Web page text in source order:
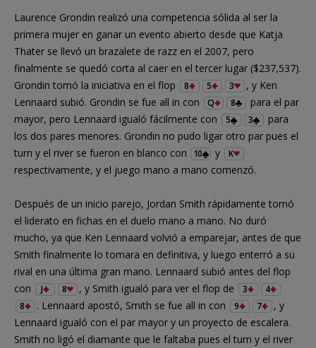
Laurence Grondin realizó una competencia sólida al ser la
primera mujer en ganar un evento abierto desde que Katja
Thater se llevó un brazalete de razz en el 2007, pero
finalmente se quedó corta al caer en el tercer lugar ($237,537).
Grondin tomó la iniciativa en el flop
8 5 3
, y Ken
Lennaard subió. Grondin se fue all in con
Q 8
para el par
mayor, pero Lennaard igualó fácilmente con
5 3
para
los dos pares menores. Grondin no pudo ligar otro par pues el
turn y el river se fueron en blanco con
10 y K
respectivamente, y el juego mano a mano comenzó.
Después de un inicio parejo, Jordan Smith rápidamente tomó
el liderato en fichas en el duelo mano a mano. No duró
mucho, ya que Ken Lennaard volvió a emparejar, antes de que
Smith finalmente lo tomara en definitiva, y luego enterró a su
rival en una última gran mano. Lennaard subió antes del flop
con
J 8 , y Smith igualó para ver el flop de 3
4
8
. Lennaard apostó, Smith se fue all in con 9 7
, y
Lennaard igualó con el par mayor y un proyecto de escalera.
Smith no ligó el diamante que le faltaba pues el turn y el river